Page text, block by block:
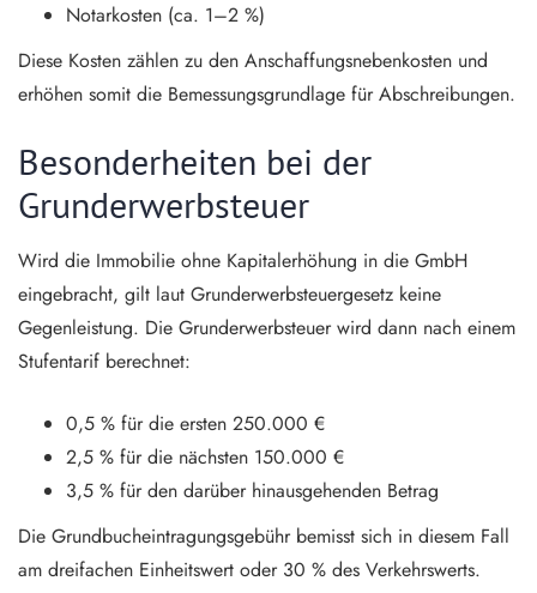
Notarkosten (ca. 1–2 %)
Diese Kosten zählen zu den Anschaffungsnebenkosten und
erhöhen somit die Bemessungsgrundlage für Abschreibungen.
Besonderheiten bei der
Grunderwerbsteuer
Wird die Immobilie ohne Kapitalerhöhung in die GmbH
eingebracht, gilt laut Grunderwerbsteuergesetz keine
Gegenleistung. Die Grunderwerbsteuer wird dann nach einem
Stufentarif berechnet:
0,5 % für die ersten 250.000 €
2,5 % für die nächsten 150.000 €
3,5 % für den darüber hinausgehenden Betrag
Die Grundbucheintragungsgebühr bemisst sich in diesem Fall
am dreifachen Einheitswert oder 30 % des Verkehrswerts.